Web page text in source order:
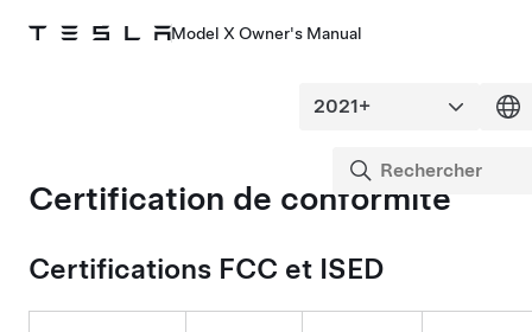
Model X Owner's Manual
Certification de conformité
Certifications FCC et ISED